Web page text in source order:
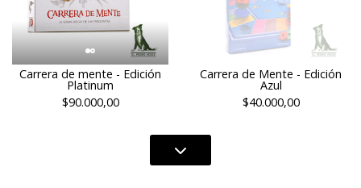
Carrera de mente - Edición
Platinum
$90.000,00
Carrera de Mente - Edición
Azul
$40.000,00